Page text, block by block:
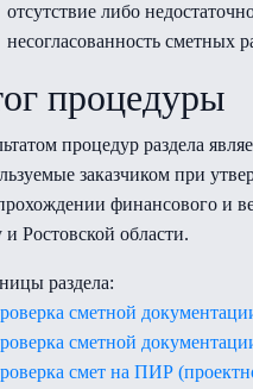
отсутствие либо
несогласованность сметных
процедуры
процедур раздела
заказчиком при
финансового и
Ростовской области.
раздела:
сметной
сметной
смет на ПИР